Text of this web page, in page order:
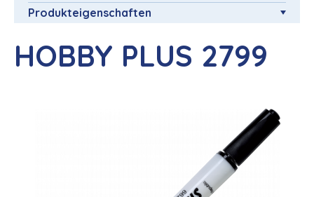
Produkteigenschaften
HOBBY PLUS 2799